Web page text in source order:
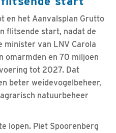
en het Aanvalsplan Grutto
flitsende start, nadat de
minister van LNV Carola
omarmden en 70 miljoen
tot 2027. Dat
beter weidevogelbeheer,
natuurbeheer
lopen. Piet Spoorenberg